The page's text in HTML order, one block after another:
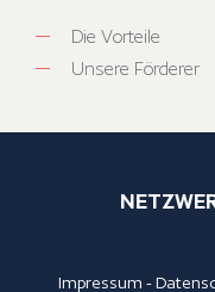
Die Vorteile
Unsere Förderer
Impressum -